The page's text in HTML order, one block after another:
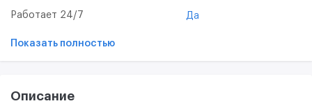
Работает 24/7 Да
Показать полностью
Описание